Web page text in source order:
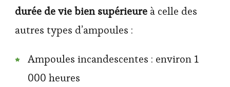
durée de vie bien supérieure à celle des
autres types d’ampoules :
Ampoules incandescentes : environ 1
000 heures